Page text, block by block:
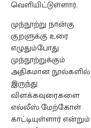
வெளியிட்டுள்ளார்.
முந்நூற்று நான்கு
குறளுக்கு உரை
எழுதும்போது
முந்நூற்றுக்கும்
அதிகமான நூல்களில்
இருந்து
விளக்கவுரைகளை
எல்லீஸ் மேற்கோள்
காட்டியுள்ளார் என்றும்